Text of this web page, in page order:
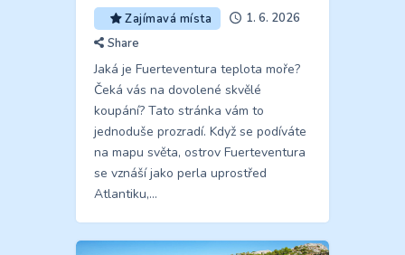
Zajímavá místa
1. 6. 2026
Share
Jaká je Fuerteventura teplota moře?
Čeká vás na dovolené skvělé
koupání? Tato stránka vám to
jednoduše prozradí. Když se podíváte
na mapu světa, ostrov Fuerteventura
se vznáší jako perla uprostřed
Atlantiku,…